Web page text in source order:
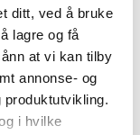
ditt, ved å bruke
lagre og få
at vi kan tilby
annonse- og
produktutvikling.
i hvilke
PLUS